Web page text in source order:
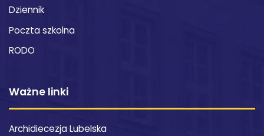
Dziennik
Poczta szkolna
RODO
Ważne linki
Archidiecezja Lubelska